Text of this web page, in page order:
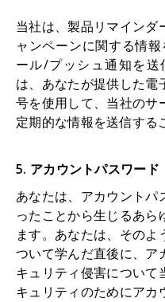
当社は、製品リマインダ
ャンペーンに関する情
ール/プッシュ通知を
は、あなたが提供した電
号を使用して、当社のサ
定期的な情報を送信する
5. アカウントパスワード
あなたは、アカウントパ
ったことから生じるあ
ます。あなたは、その
ついて学んだ直後に、ア
キュリティ侵害について
キュリティのためにアカ